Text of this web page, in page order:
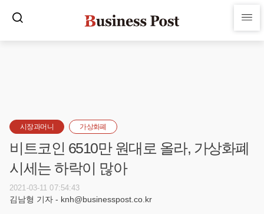
시장과머니 가상화폐
비트코인 6510만 원대로 올라, 가상화폐
시세는 하락이 많아
2021-03-11 07:54:43
김남형 기자 - knh@businesspost.co.kr